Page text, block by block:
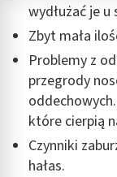
wydłużać je
Zbyt mała
Problemy z
przegrody
które cierpią
Czynniki
hałas.
dostęp do nich
wyboru reklam
Tworzenie
reklam
Wykorzystanie